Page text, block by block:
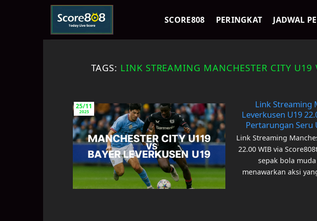
Skip
content
SCORE808 PERINGKAT JADWAL
TAGS: LINK STREAMING MANCHESTER CITY
Link Streaming
Leverkusen U19
Pertarungan Seru
Link Streaming
22.00 WIB via
sepak bola
menawarkan aksi
25/11
2025